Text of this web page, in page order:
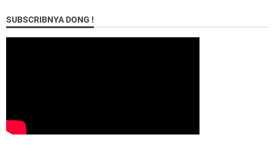
SUBSCRIBNYA DONG !